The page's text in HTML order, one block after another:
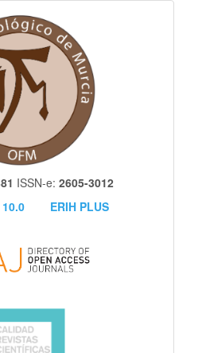
ISSN-e: 2605-3012
ERIH PLUS